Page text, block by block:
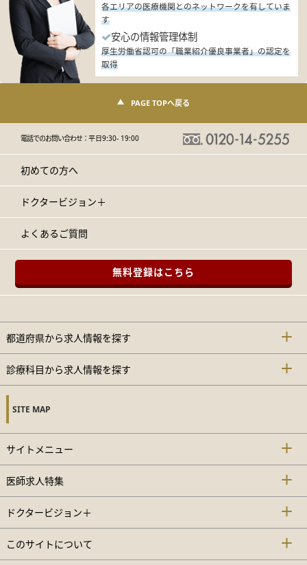
各エリアの医療機関とのネットワークを有していま
す
安心の情報管理体制
厚生労働省認可の「職業紹介優良事業者」の認定を
取得
PAGE TOPへ戻る
電話でのお問い合わせ：平日9:30- 19:00
初めての方へ
ドクタービジョン＋
よくあるご質問
無料登録はこちら
都道府県から求人情報を探す
診療科目から求人情報を探す
SITE MAP
サイトメニュー
医師求人特集
ドクタービジョン＋
このサイトについて